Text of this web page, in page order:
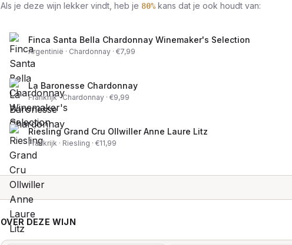
Als je deze wijn lekker vindt, heb je 80%kans dat je ook houdt van:
Finca Santa Bella Chardonnay Winemaker's Selection
Argentinië · Chardonnay · €7,99
La Baronesse Chardonnay
Frankrijk· Chardonnay · €9,99
Riesling Grand Cru Ollwiller Anne Laure Litz
Frankrijk · Riesling · €11,99
OVER DEZE WIJN